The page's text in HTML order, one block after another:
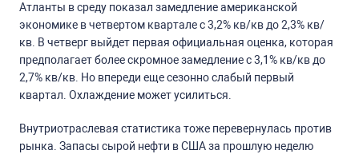
Атланты в среду показал замедление американской
экономике в четвертом квартале с 3,2% кв/кв до 2,3% кв/
кв. В четверг выйдет первая официальная оценка, которая
предполагает более скромное замедление с 3,1% кв/кв до
2,7% кв/кв. Но впереди еще сезонно слабый первый
квартал. Охлаждение может усилиться.
Внутриотраслевая статистика тоже перевернулась против
рынка. Запасы сырой нефти в США за прошлую неделю